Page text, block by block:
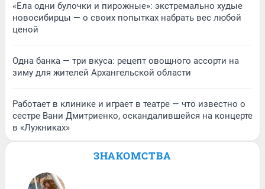
«Ела одни булочки и пирожные»: экстремально худые
новосибирцы — о своих попытках набрать вес любой
ценой
Одна банка — три вкуса: рецепт овощного ассорти на
зиму для жителей Архангельской области
Работает в клинике и играет в театре — что известно о
сестре Вани Дмитриенко, оскандалившейся на концерте
в «Лужниках»
ЗНАКОМСТВА